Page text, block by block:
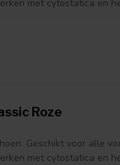
met cytostatica en
Roze
Geschikt voor alle
met cytostatica en